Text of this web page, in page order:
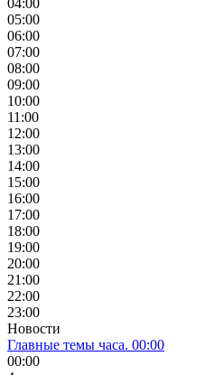
04:00
05:00
06:00
07:00
08:00
09:00
10:00
11:00
12:00
13:00
14:00
15:00
16:00
17:00
18:00
19:00
20:00
21:00
22:00
23:00
Новости
Главные темы часа. 00:00
00:00